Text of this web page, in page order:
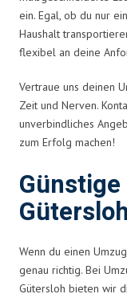
ein. Egal, ob du nur
Haushalt
flexibel an deine
Vertraue uns deinen
Zeit und Nerven.
unverbindliches
zum Erfolg machen!
Wenn du einen
genau richtig. Bei
Gütersloh bieten wir